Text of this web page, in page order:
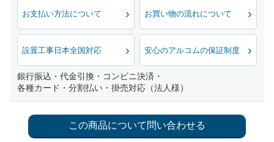
お支払い方法について お買い物の流れについて
設置工事日本全国対応 安心のアルコムの保証制度
銀行振込・代金引換・コンビニ決済・
各種カード・分割払い・掛売対応（法人様）